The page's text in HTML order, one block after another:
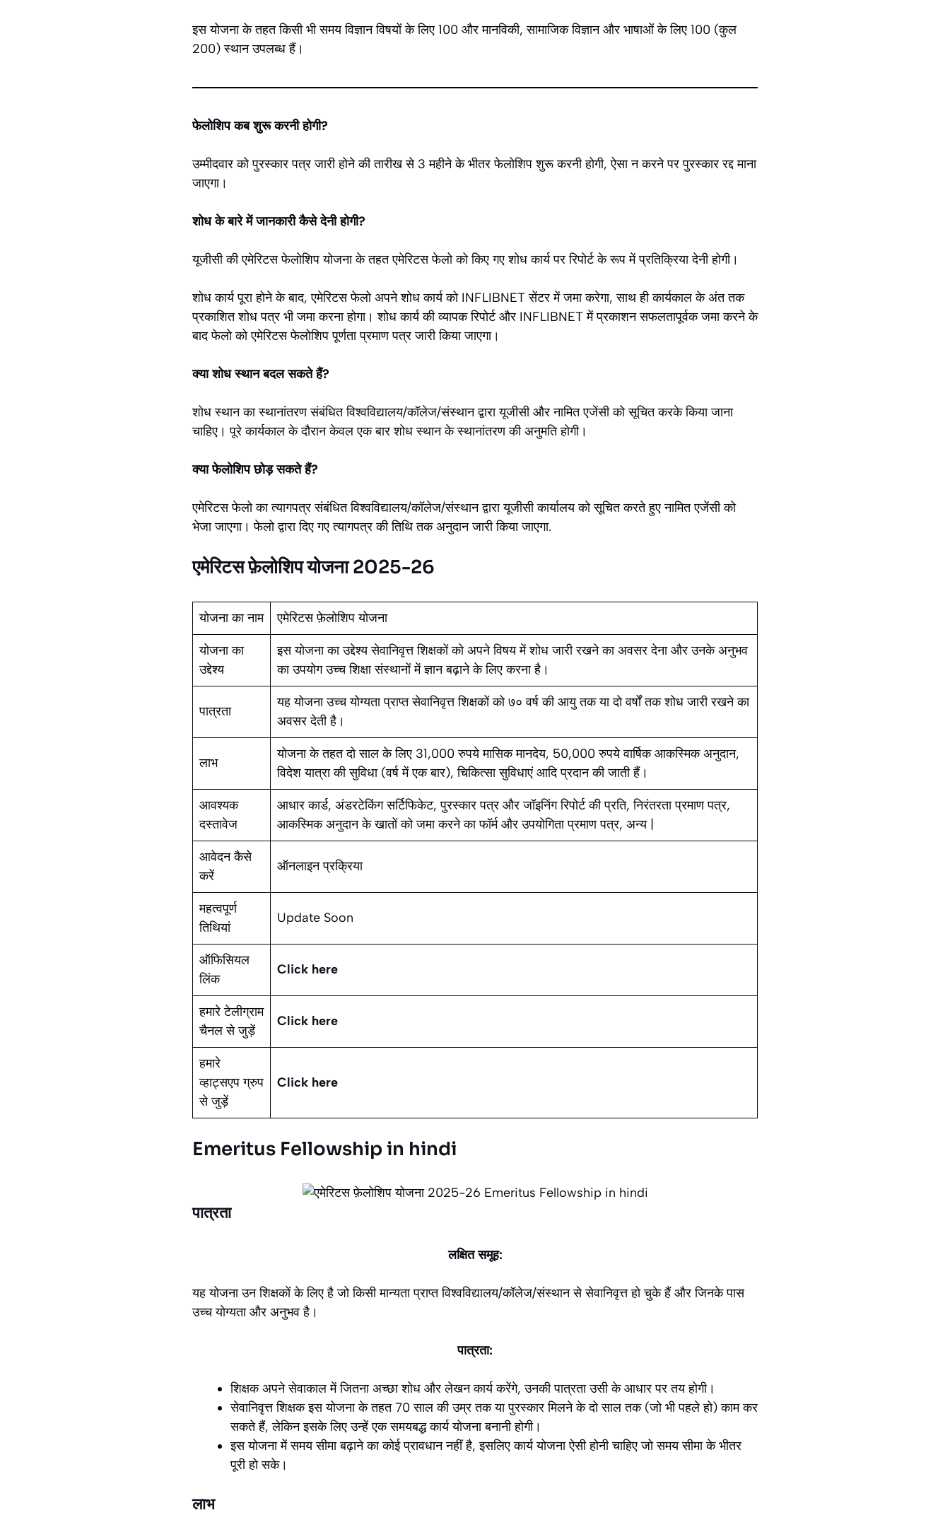
इस योजना के तहत किसी भी समय विज्ञान विषयों के लिए 100 और मानविकी, सामाजिक विज्ञान और भाषाओं के लिए 100 (कुल
200) स्थान उपलब्ध हैं।
फेलोशिप कब शुरू करनी होगी?
उम्मीदवार को पुरस्कार पत्र जारी होने की तारीख से 3 महीने के भीतर फेलोशिप शुरू करनी होगी, ऐसा न करने पर पुरस्कार रद्द माना
जाएगा।
शोध के बारे में जानकारी कैसे देनी होगी?
यूजीसी की एमेरिटस फेलोशिप योजना के तहत एमेरिटस फेलो को किए गए शोध कार्य पर रिपोर्ट के रूप में प्रतिक्रिया देनी होगी।
शोध कार्य पूरा होने के बाद, एमेरिटस फेलो अपने शोध कार्य को INFLIBNET सेंटर में जमा करेगा, साथ ही कार्यकाल के अंत तक
प्रकाशित शोध पत्र भी जमा करना होगा। शोध कार्य की व्यापक रिपोर्ट और INFLIBNET में प्रकाशन सफलतापूर्वक जमा करने के
बाद फेलो को एमेरिटस फेलोशिप पूर्णता प्रमाण पत्र जारी किया जाएगा।
क्या शोध स्थान बदल सकते हैं?
शोध स्थान का स्थानांतरण संबंधित विश्वविद्यालय/कॉलेज/संस्थान द्वारा यूजीसी और नामित एजेंसी को सूचित करके किया जाना
चाहिए। पूरे कार्यकाल के दौरान केवल एक बार शोध स्थान के स्थानांतरण की अनुमति होगी।
क्या फेलोशिप छोड़ सकते हैं?
एमेरिटस फेलो का त्यागपत्र संबंधित विश्वविद्यालय/कॉलेज/संस्थान द्वारा यूजीसी कार्यालय को सूचित करते हुए नामित एजेंसी को
भेजा जाएगा। फेलो द्वारा दिए गए त्यागपत्र की तिथि तक अनुदान जारी किया जाएगा.
एमेरिटस फ़ेलोशिप योजना 2025-26
योजना का नाम एमेरिटस फ़ेलोशिप योजना
योजना का
उद्देश्य
इस योजना का उद्देश्य सेवानिवृत्त शिक्षकों को अपने विषय में शोध जारी रखने का अवसर देना और उनके अनुभव
का उपयोग उच्च शिक्षा संस्थानों में ज्ञान बढ़ाने के लिए करना है।
पात्रता
यह योजना उच्च योग्यता प्राप्त सेवानिवृत्त शिक्षकों को ७० वर्ष की आयु तक या दो वर्षों तक शोध जारी रखने का
अवसर देती है।
लाभ
योजना के तहत दो साल के लिए 31,000 रुपये मासिक मानदेय, 50,000 रुपये वार्षिक आकस्मिक अनुदान,
विदेश यात्रा की सुविधा (वर्ष में एक बार), चिकित्सा सुविधाएं आदि प्रदान की जाती हैं।
आवश्यक
दस्तावेज
आधार कार्ड, अंडरटेकिंग सर्टिफिकेट, पुरस्कार पत्र और जॉइनिंग रिपोर्ट की प्रति, निरंतरता प्रमाण पत्र,
आकस्मिक अनुदान के खातों को जमा करने का फॉर्म और उपयोगिता प्रमाण पत्र, अन्य |
आवेदन कैसे
करें
ऑनलाइन प्रक्रिया
महत्वपूर्ण
तिथियां
Update Soon
ऑफिसियल
लिंक
Click here
हमारे टेलीग्राम
चैनल से जुड़ें
Click here
हमारे
व्हाट्सएप ग्रुप
से जुड़ें
Click here
Emeritus Fellowship in hindi
पात्रता
लक्षित समूह:
यह योजना उन शिक्षकों के लिए है जो किसी मान्यता प्राप्त विश्वविद्यालय/कॉलेज/संस्थान से सेवानिवृत्त हो चुके हैं और जिनके पास
उच्च योग्यता और अनुभव है।
पात्रता:
शिक्षक अपने सेवाकाल में जितना अच्छा शोध और लेखन कार्य करेंगे, उनकी पात्रता उसी के आधार पर तय होगी।
सेवानिवृत्त शिक्षक इस योजना के तहत 70 साल की उम्र तक या पुरस्कार मिलने के दो साल तक (जो भी पहले हो) काम कर
सकते हैं, लेकिन इसके लिए उन्हें एक समयबद्ध कार्य योजना बनानी होगी।
इस योजना में समय सीमा बढ़ाने का कोई प्रावधान नहीं है, इसलिए कार्य योजना ऐसी होनी चाहिए जो समय सीमा के भीतर
पूरी हो सके।
लाभ